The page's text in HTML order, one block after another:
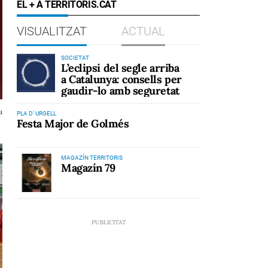
EL + A TERRITORIS.CAT
VISUALITZAT ACTUAL
SOCIETAT
L’eclipsi del segle arriba
a Catalunya: consells per
gaudir-lo amb seguretat
PLA D' URGELL
Festa Major de Golmés
MAGAZÍN TERRITORIS
Magazín 79